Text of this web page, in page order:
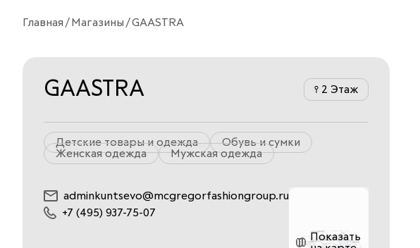
Главная Магазины GAASTRA
GAASTRA 2 Этаж
Детские товары и одежда
Обувь и сумки
Женская одежда
Мужская одежда
adminkuntsevo@mcgregorfashiongroup.ru
+7 (495) 937-75-07
Показать